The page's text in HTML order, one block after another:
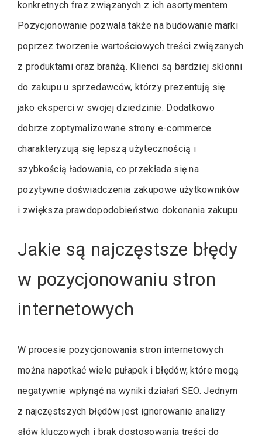
konkretnych fraz związanych z ich asortymentem.
Pozycjonowanie pozwala także na budowanie marki
poprzez tworzenie wartościowych treści związanych
z produktami oraz branżą. Klienci są bardziej skłonni
do zakupu u sprzedawców, którzy prezentują się
jako eksperci w swojej dziedzinie. Dodatkowo
dobrze zoptymalizowane strony e-commerce
charakteryzują się lepszą użytecznością i
szybkością ładowania, co przekłada się na
pozytywne doświadczenia zakupowe użytkowników
i zwiększa prawdopodobieństwo dokonania zakupu.
Jakie są najczęstsze błędy
w pozycjonowaniu stron
internetowych
W procesie pozycjonowania stron internetowych
można napotkać wiele pułapek i błędów, które mogą
negatywnie wpłynąć na wyniki działań SEO. Jednym
z najczęstszych błędów jest ignorowanie analizy
słów kluczowych i brak dostosowania treści do